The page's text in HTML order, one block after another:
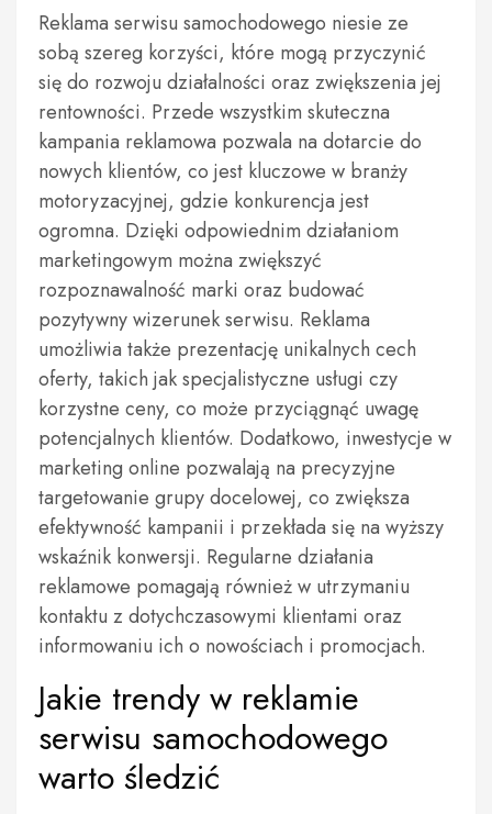
Reklama serwisu samochodowego niesie ze
sobą szereg korzyści, które mogą przyczynić
się do rozwoju działalności oraz zwiększenia jej
rentowności. Przede wszystkim skuteczna
kampania reklamowa pozwala na dotarcie do
nowych klientów, co jest kluczowe w branży
motoryzacyjnej, gdzie konkurencja jest
ogromna. Dzięki odpowiednim działaniom
marketingowym można zwiększyć
rozpoznawalność marki oraz budować
pozytywny wizerunek serwisu. Reklama
umożliwia także prezentację unikalnych cech
oferty, takich jak specjalistyczne usługi czy
korzystne ceny, co może przyciągnąć uwagę
potencjalnych klientów. Dodatkowo, inwestycje w
marketing online pozwalają na precyzyjne
targetowanie grupy docelowej, co zwiększa
efektywność kampanii i przekłada się na wyższy
wskaźnik konwersji. Regularne działania
reklamowe pomagają również w utrzymaniu
kontaktu z dotychczasowymi klientami oraz
informowaniu ich o nowościach i promocjach.
Jakie trendy w reklamie
serwisu samochodowego
warto śledzić